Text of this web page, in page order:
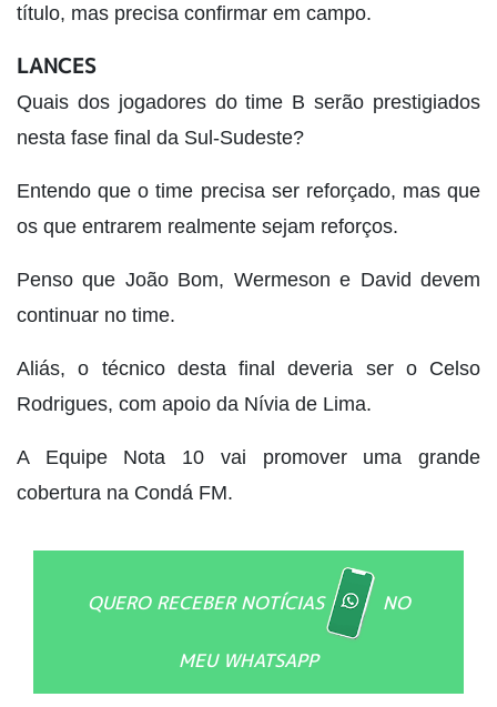
título, mas precisa confirmar em campo.
LANCES
Quais dos jogadores do time B serão prestigiados
nesta fase final da Sul-Sudeste?
Entendo que o time precisa ser reforçado, mas que
os que entrarem realmente sejam reforços.
Penso que João Bom, Wermeson e David devem
continuar no time.
Aliás, o técnico desta final deveria ser o Celso
Rodrigues, com apoio da Nívia de Lima.
A Equipe Nota 10 vai promover uma grande
cobertura na Condá FM.
QUERO RECEBER NOTÍCIAS NO
MEU WHATSAPP